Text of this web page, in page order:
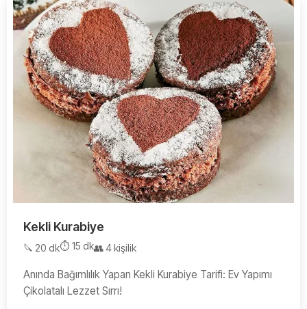
Kekli Kurabiye
🔪 20 dk⏱️ 15 dk👥 4 kişilik
Anında Bağımlılık Yapan Kekli Kurabiye Tarifi: Ev Yapımı
Çikolatalı Lezzet Sırrı!